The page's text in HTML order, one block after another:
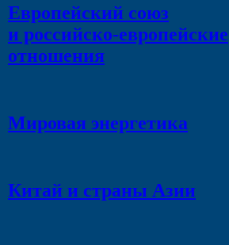
Европейский союз
и российско-европейские
отношения
Мировая энергетика
Китай и страны Азии